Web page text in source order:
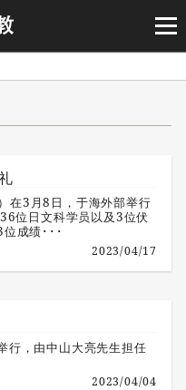
3月8日，于海外部举行
位日文科学员以及3位伏
成绩･･･
2023/04/17
，由中山大亮先生担任
2023/04/04